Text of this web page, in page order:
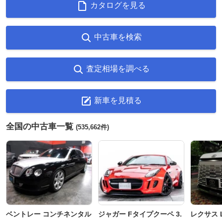
カタログを見る
中古車を検索
査定相場を調べる
新車を見積る
全国の中古車一覧 (535,662件)
ベントレー コンチネンタル
ジャガー Fタイプクーペ 3.
レクサス